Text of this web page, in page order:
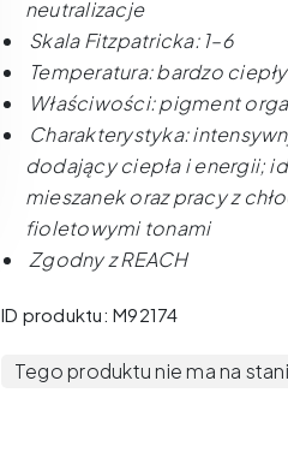
neutralizacje
Skala Fitzpatricka: 1–6
Temperatura: bardzo ciepły
Właściwości: pigment
Charakterystyka:
dodający ciepła i energii;
mieszanek oraz pracy z
fioletowymi tonami
Zgodny z REACH
ID produktu: M92174
Tego produktu nie ma na